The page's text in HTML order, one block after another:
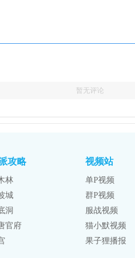
暂无评论
攻略
林
城
洞
官府
视频站
单P视频
群P视频
服战视频
猫小默视频
果子狸播报